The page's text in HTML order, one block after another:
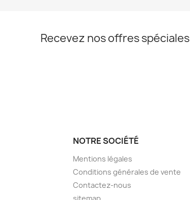
Recevez nos offres spéciales
NOTRE SOCIÉTÉ
Mentions légales
Conditions générales de vente
Contactez-nous